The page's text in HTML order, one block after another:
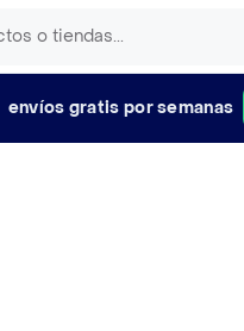
envíos gratis por semanas